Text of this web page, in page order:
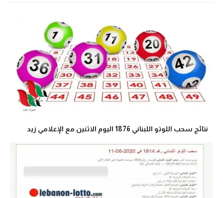
نتائج سحب اللوتو اللبناني 1876 اليوم الاثنين مع الإعلامي زيد